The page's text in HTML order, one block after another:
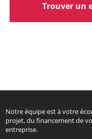
Trouver un
Notre équipe est à votre
projet, du financement de
entreprise.